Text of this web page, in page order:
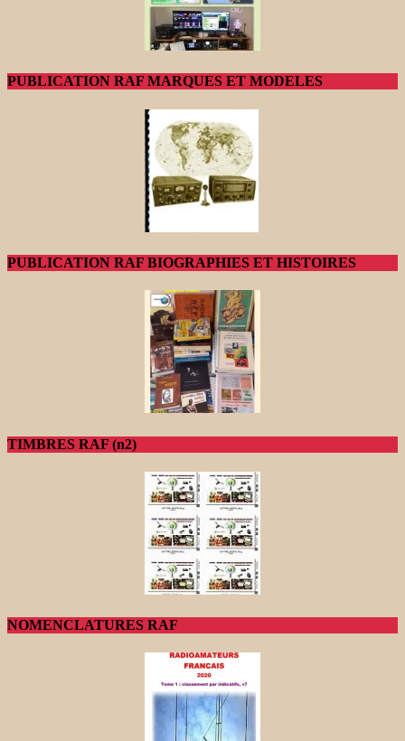
PUBLICATION RAF MARQUES ET MODELES
PUBLICATION RAF BIOGRAPHIES ET HISTOIRES
TIMBRES RAF (n2)
NOMENCLATURES RAF